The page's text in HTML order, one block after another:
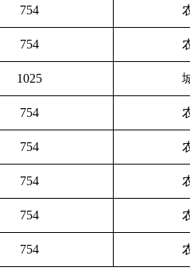
754
754
1025
754
754
754
754
754